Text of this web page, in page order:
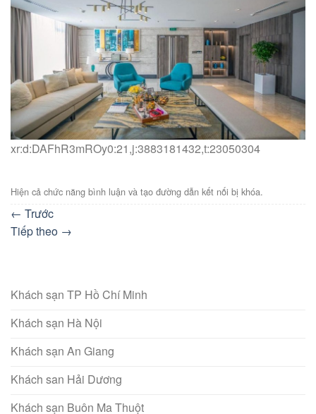
xr:d:DAFhR3mROy0:21,j:3883181432,t:23050304
Hiện cả chức năng bình luận và tạo đường dẫn kết nối bị khóa.
← Trước
Tiếp theo →
Khách sạn TP Hồ Chí Minh
Khách sạn Hà Nội
Khách sạn An Giang
Khách san Hải Dương
Khách sạn Buôn Ma Thuột